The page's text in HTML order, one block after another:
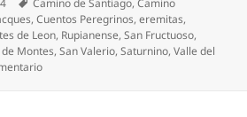
Camino de Santiago,Camino
,Cuentos Peregrinos,eremitas,
de Leon, Rupianense,San Fructuoso,
Montes,San Valerio,Saturnino,Valle del
en Saturnino, el eremita berciano